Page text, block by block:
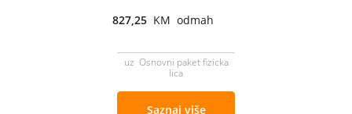
827,25 KM odmah
uz Osnovni paket fizicka
lica
Saznaj više